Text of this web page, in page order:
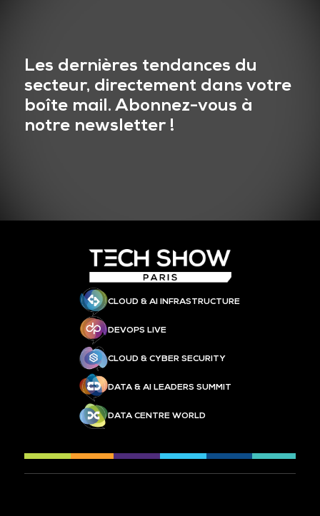
Les dernières tendances du
secteur, directement dans votre
boîte mail. Abonnez-vous à
notre newsletter !
CLOUD & AI INFRASTRUCTURE
DEVOPS LIVE
CLOUD & CYBER SECURITY
DATA & AI LEADERS SUMMIT
DATA CENTRE WORLD